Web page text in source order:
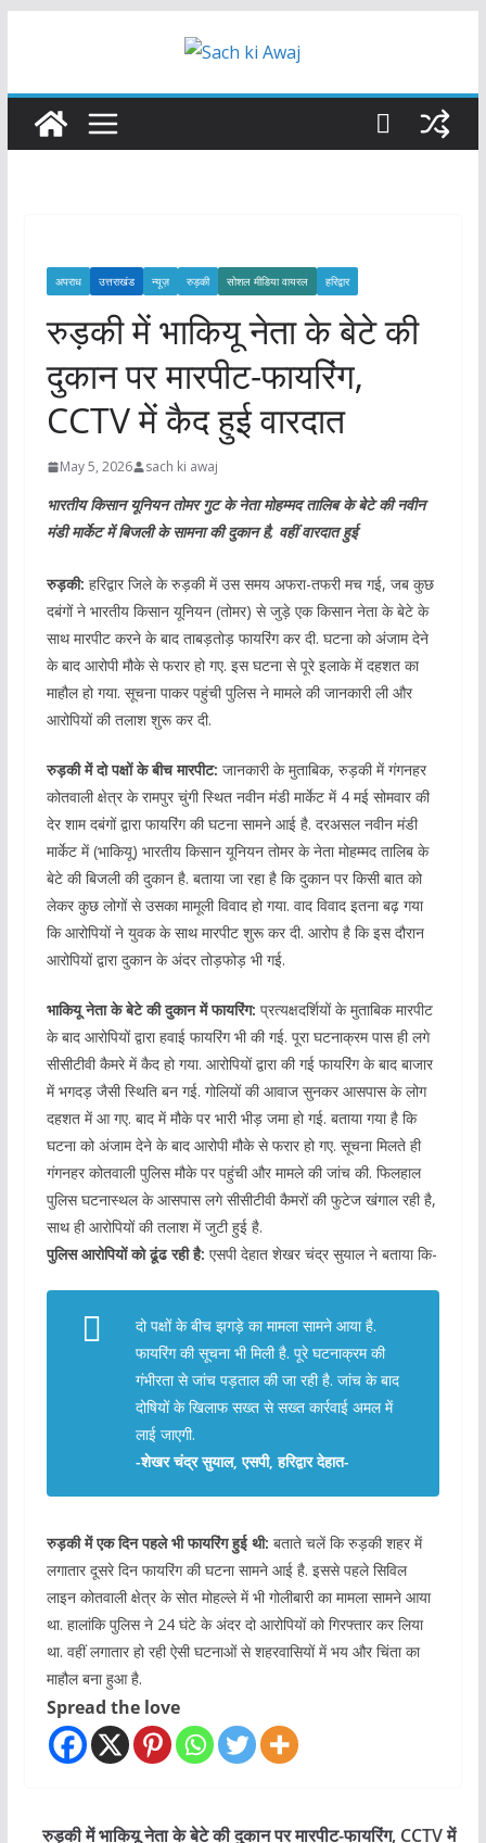
अपराध उत्तराखंड न्यूज़ रुड़की सोशल मीडिया वायरल हरिद्वार
रुड़की में भाकियू नेता के बेटे की
दुकान पर मारपीट-फायरिंग,
CCTV में कैद हुई वारदात
May 5, 2026 sach ki awaj
भारतीय किसान यूनियन तोमर गुट के नेता मोहम्मद तालिब के बेटे की नवीन
मंडी मार्केट में बिजली के सामना की दुकान है, वहीं वारदात हुई
रुड़की: हरिद्वार जिले के रुड़की में उस समय अफरा-तफरी मच गई, जब कुछ
दबंगों ने भारतीय किसान यूनियन (तोमर) से जुड़े एक किसान नेता के बेटे के
साथ मारपीट करने के बाद ताबड़तोड़ फायरिंग कर दी. घटना को अंजाम देने
के बाद आरोपी मौके से फरार हो गए. इस घटना से पूरे इलाके में दहशत का
माहौल हो गया. सूचना पाकर पहुंची पुलिस ने मामले की जानकारी ली और
आरोपियों की तलाश शुरू कर दी.
रुड़की में दो पक्षों के बीच मारपीट: जानकारी के मुताबिक, रुड़की में गंगनहर
कोतवाली क्षेत्र के रामपुर चुंगी स्थित नवीन मंडी मार्केट में 4 मई सोमवार की
देर शाम दबंगों द्वारा फायरिंग की घटना सामने आई है. दरअसल नवीन मंडी
मार्केट में (भाकियू) भारतीय किसान यूनियन तोमर के नेता मोहम्मद तालिब के
बेटे की बिजली की दुकान है. बताया जा रहा है कि दुकान पर किसी बात को
लेकर कुछ लोगों से उसका मामूली विवाद हो गया. वाद विवाद इतना बढ़ गया
कि आरोपियों ने युवक के साथ मारपीट शुरू कर दी. आरोप है कि इस दौरान
आरोपियों द्वारा दुकान के अंदर तोड़फोड़ भी गई.
भाकियू नेता के बेटे की दुकान में फायरिंग: प्रत्यक्षदर्शियों के मुताबिक मारपीट
के बाद आरोपियों द्वारा हवाई फायरिंग भी की गई. पूरा घटनाक्रम पास ही लगे
सीसीटीवी कैमरे में कैद हो गया. आरोपियों द्वारा की गई फायरिंग के बाद बाजार
में भगदड़ जैसी स्थिति बन गई. गोलियों की आवाज सुनकर आसपास के लोग
दहशत में आ गए. बाद में मौके पर भारी भीड़ जमा हो गई. बताया गया है कि
घटना को अंजाम देने के बाद आरोपी मौके से फरार हो गए. सूचना मिलते ही
गंगनहर कोतवाली पुलिस मौके पर पहुंची और मामले की जांच की. फिलहाल
पुलिस घटनास्थल के आसपास लगे सीसीटीवी कैमरों की फुटेज खंगाल रही है,
साथ ही आरोपियों की तलाश में जुटी हुई है.
पुलिस आरोपियों को ढूंढ रही है: एसपी देहात शेखर चंद्र सुयाल ने बताया कि-
दो पक्षों के बीच झगड़े का मामला सामने आया है.
फायरिंग की सूचना भी मिली है. पूरे घटनाक्रम की
गंभीरता से जांच पड़ताल की जा रही है. जांच के बाद
दोषियों के खिलाफ सख्त से सख्त कार्रवाई अमल में
लाई जाएगी.
-शेखर चंद्र सुयाल, एसपी, हरिद्वार देहात-
रुड़की में एक दिन पहले भी फायरिंग हुई थी: बताते चलें कि रुड़की शहर में
लगातार दूसरे दिन फायरिंग की घटना सामने आई है. इससे पहले सिविल
लाइन कोतवाली क्षेत्र के सोत मोहल्ले में भी गोलीबारी का मामला सामने आया
था. हालांकि पुलिस ने 24 घंटे के अंदर दो आरोपियों को गिरफ्तार कर लिया
था. वहीं लगातार हो रही ऐसी घटनाओं से शहरवासियों में भय और चिंता का
माहौल बना हुआ है.
Spread the love
रुड़की में भाकियू नेता के बेटे की दुकान पर मारपीट-फायरिंग, CCTV में